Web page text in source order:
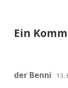
Ein
der Benni 13.